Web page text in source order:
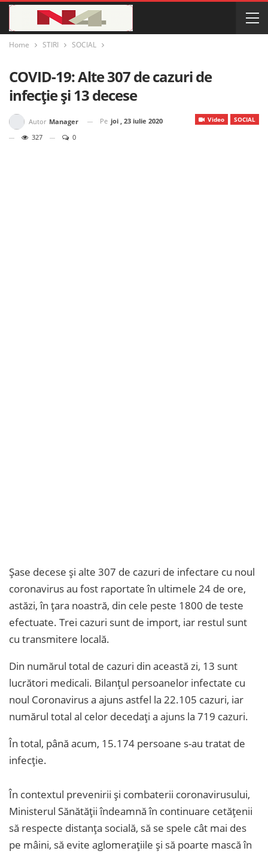
Home STIRI SOCIAL
COVID-19: Alte 307 de cazuri de
infecție și 13 decese
Video SOCIAL
Autor Manager Pe joi , 23 iulie 2020
327
0
Șase decese și alte 307 de cazuri de infectare cu noul
coronavirus au fost raportate în ultimele 24 de ore,
astăzi, în țara noastră, din cele peste 1800 de teste
efectuate. Trei cazuri sunt de import, iar restul sunt
cu transmitere locală.
Din numărul total de cazuri din această zi, 13 sunt
lucrători medicali. Bilanțul persoanelor infectate cu
noul Coronavirus a ajuns astfel la 22.105 cazuri, iar
numărul total al celor decedați a ajuns la 719 cazuri.
În total, până acum, 15.174 persoane s-au tratat de
infecție.
În contextul prevenirii și combaterii coronavirusului,
Ministerul Sănătății îndeamnă în continuare cetățenii
să respecte distanța socială, să se spele cât mai des
pe mâini, să evite aglomerațiile și să poarte mască în